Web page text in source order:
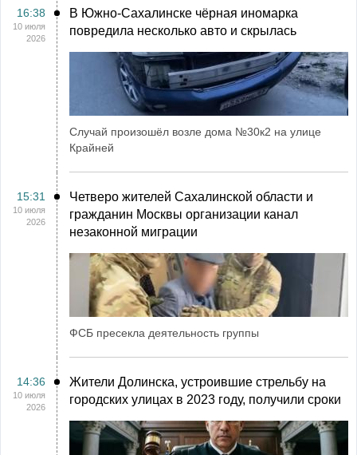
16:38
10 июля
2026
В Южно-Сахалинске чёрная иномарка
повредила несколько авто и скрылась
Случай произошёл возле дома №30к2 на улице
Крайней
15:31
10 июля
2026
Четверо жителей Сахалинской области и
гражданин Москвы организации канал
незаконной миграции
ФСБ пресекла деятельность группы
14:36
10 июля
2026
Жители Долинска, устроившие стрельбу на
городских улицах в 2023 году, получили сроки